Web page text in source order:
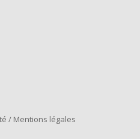
/ Mentions légales